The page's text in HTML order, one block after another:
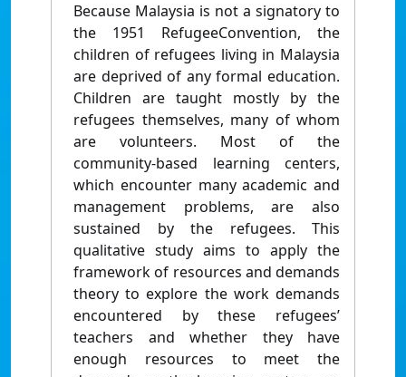
Because Malaysia is not a signatory to
the 1951 RefugeeConvention, the
children of refugees living in Malaysia
are deprived of any formal education.
Children are taught mostly by the
refugees themselves, many of whom
are volunteers. Most of the
community-based learning centers,
which encounter many academic and
management problems, are also
sustained by the refugees. This
qualitative study aims to apply the
framework of resources and demands
theory to explore the work demands
encountered by these refugees’
teachers and whether they have
enough resources to meet the